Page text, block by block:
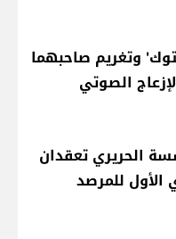
وتغريم صاحبهما
الصوتي
الحريري تعقدان
الأول للمرصد